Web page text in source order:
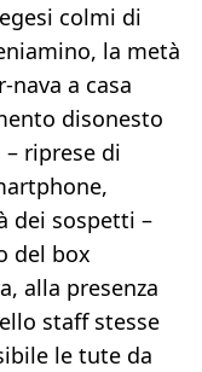
colmi di
la metà
a casa
disonesto
riprese di
dei sospetti –
del box
alla presenza
staff stesse
le tute da